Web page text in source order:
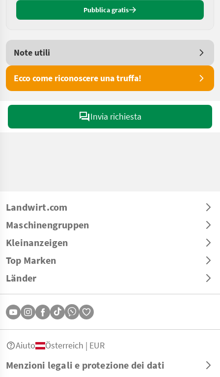
Pubblica gratis
Note utili
Ecco come riconoscere una truffa!
Invia richiesta
Landwirt.com
Maschinengruppen
Kleinanzeigen
Top Marken
Länder
Menzioni legali e protezione dei dati
Aiuto Österreich | EUR